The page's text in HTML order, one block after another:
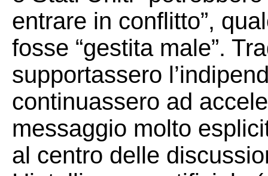
entrare in conflitto”,
fosse “gestita male”.
supportassero
continuassero ad
messaggio molto
al centro delle